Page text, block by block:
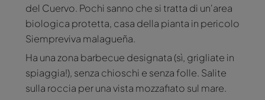
del Cuervo. Pochi sanno che si tratta di un'area
biologica protetta, casa della pianta in pericolo
Siempreviva malagueña.
Ha una zona barbecue designata (sì, grigliate in
spiaggia!), senza chioschi e senza folle. Salite
sulla roccia per una vista mozzafiato sul mare.